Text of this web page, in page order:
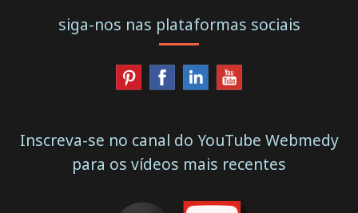
siga-nos nas plataformas sociais
Inscreva-se no canal do YouTube Webmedy
para os vídeos mais recentes